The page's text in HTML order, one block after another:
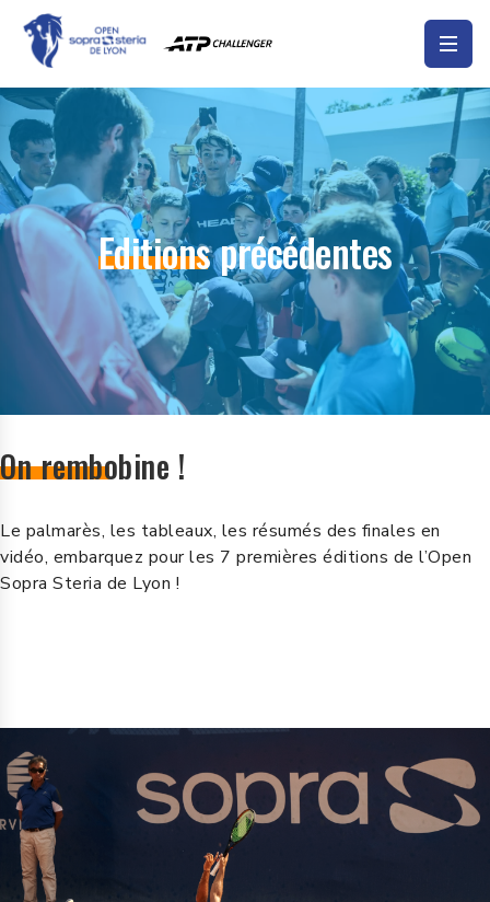
Editions précédentes
On rembobine !
Le palmarès, les tableaux, les résumés des finales en
vidéo, embarquez pour les 7 premières éditions de l’Open
Sopra Steria de Lyon !